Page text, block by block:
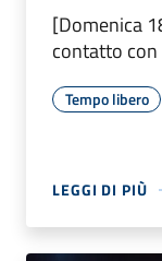
[Domenica
contatto con
Tempo libero
LEGGI DI PIÙ